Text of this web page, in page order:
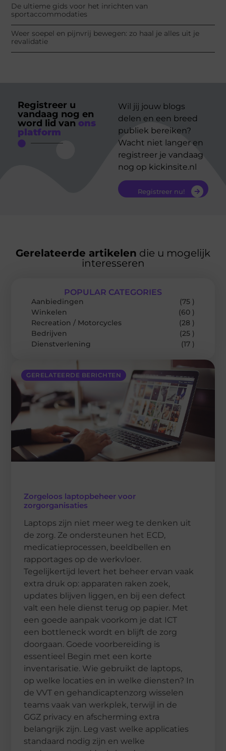
De ultieme gids voor het inrichten van
sportaccommodaties
Weer soepel en pijnvrij bewegen: zo haal je alles uit je
revalidatie
Registreer u
vandaag nog en
word lid van ons
platform
Wil jij jouw blogs
delen en een breed
publiek bereiken?
Wacht niet langer en
registreer je vandaag
nog op kickinsite.nl
Registreer nu!
Gerelateerde artikelen die u mogelijk
interesseren
GERELATEERDE BERICHTEN
Zorgeloos laptopbeheer voor
zorgorganisaties
Laptops zijn niet meer weg te denken uit
de zorg. Ze ondersteunen het ECD,
medicatieprocessen, beeldbellen en
rapportages op de werkvloer.
Tegelijkertijd levert het beheer ervan vaak
extra druk op: apparaten raken zoek,
updates blijven liggen, en bij een defect
valt een hele dienst terug op papier. Met
een goede aanpak voorkom je dat ICT
een bottleneck wordt en blijft de zorg
doorgaan. Goede voorbereiding is
essentieel Begin met een korte
inventarisatie. Wie gebruikt de laptops,
op welke locaties en in welke diensten? In
de VVT en gehandicaptenzorg wisselen
teams vaak van werkplek, terwijl in de
GGZ privacy en afscherming extra
belangrijk zijn. Leg vast welke applicaties
standaard nodig zijn en welke
POPULAR CATEGORIES
Aanbiedingen
(75 )
Winkelen
(60 )
Recreation / Motorcycles
(28 )
Bedrijven
(25 )
Dienstverlening
(17 )